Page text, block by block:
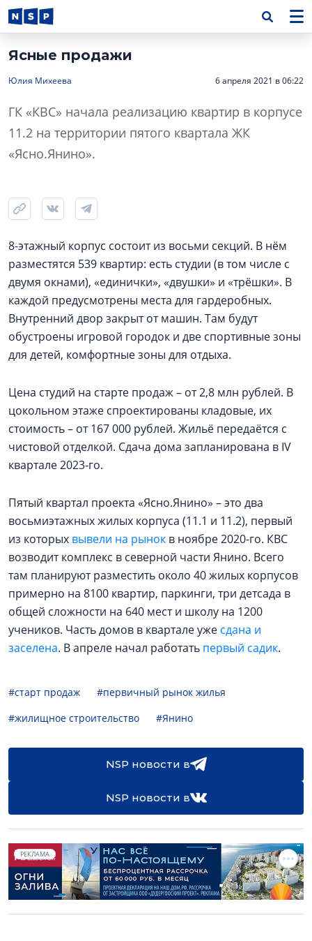
Ясные продажи
Юлия Михеева 6 апреля 2021 в 06:22
ГК «КВС» начала реализацию квартир в корпусе
11.2 на территории пятого квартала ЖК
«Ясно.Янино».
8-этажный корпус состоит из восьми секций. В нём
разместятся 539 квартир: есть студии (в том числе с
двумя окнами), «единички», «двушки» и «трёшки». В
каждой предусмотрены места для гардеробных.
Внутренний двор закрыт от машин. Там будут
обустроены игровой городок и две спортивные зоны
для детей, комфортные зоны для отдыха.
Цена студий на старте продаж – от 2,8 млн рублей. В
цокольном этаже спроектированы кладовые, их
стоимость – от 167 000 рублей. Жильё передаётся с
чистовой отделкой. Сдача дома запланирована в IV
квартале 2023-го.
Пятый квартал проекта «Ясно.Янино» – это два
восьмиэтажных жилых корпуса (11.1 и 11.2), первый
из которых вывели на рынок в ноябре 2020-го. КВС
возводит комплекс в северной части Янино. Всего
там планируют разместить около 40 жилых корпусов
примерно на 8100 квартир, паркинги, три детсада в
общей сложности на 640 мест и школу на 1200
учеников. Часть домов в квартале уже сдана и
заселена. В апреле начал работать первый садик.
#старт продаж
#первичный рынок жилья
#жилищное строительство
#Янино
NSP новости в
NSP новости в
РЕКЛАМА